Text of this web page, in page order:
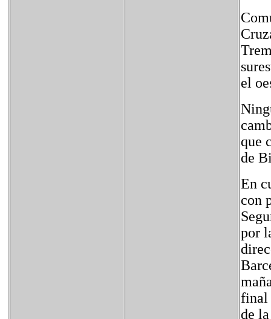
el
que
de
En
con
por
final
de